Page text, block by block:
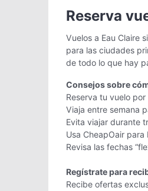
Reserva
Vuelos a Eau Claire
para las ciudades
de todo lo que hay
Consejos sobre
Reserva tu vuelo
Viaja entre semana
Evita viajar durante
Usa CheapOair
Revisa las fechas
Regístrate para
Recibe ofertas